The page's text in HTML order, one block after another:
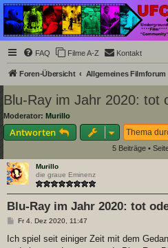
Underground Film
Community
Die Underground Film Community ist ein
für Cineasten und Filmsüchtige jenseits des
FAQ Filme A-Z Kontakt
Foren-Übersicht Allgemeines Filmforum
Blu-Ray im Jahr 2020: tot
Moderator: Murillo
Antworten
5 Beiträge •
Murillo
die graue Eminenz
Blu-Ray im Jahr 2020: tot
B
i
Fr 4. Dez 2020, 11:47
Ich spiel seit einiger Zeit mit dem